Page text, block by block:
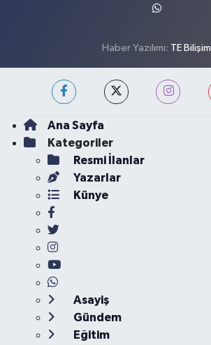
Haber Yazılımı: TE Bilişim
Ana Sayfa
Kategoriler
Resmi İlanlar
Yazarlar
Künye
Asayiş
Gündem
Eğitim